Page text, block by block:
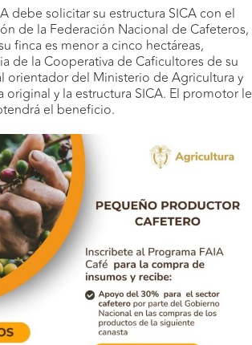
debe solicitar su estructura SICA con el
de la Federación Nacional de Cafeteros,
finca es menor a cinco hectáreas,
de la Cooperativa de Caficultores de su
orientador del Ministerio de Agricultura y
original y la estructura SICA. El promotor le
el beneficio.